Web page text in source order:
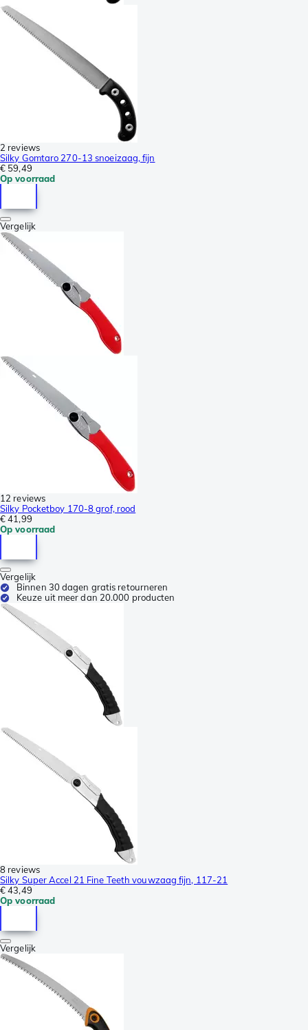
2 reviews
Silky Gomtaro 270-13 snoeizaag, fijn
€ 59,49
Op voorraad
Vergelijk
12 reviews
Silky Pocketboy 170-8 grof, rood
€ 41,99
Op voorraad
Vergelijk
Binnen 30 dagen gratis retourneren
Keuze uit meer dan 20.000 producten
8 reviews
Silky Super Accel 21 Fine Teeth vouwzaag fijn, 117-21
€ 43,49
Op voorraad
Vergelijk